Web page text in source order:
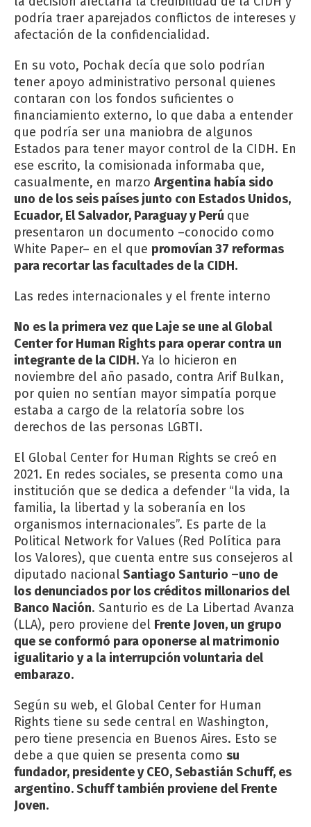
podría traer aparejados conflictos de intereses y
afectación de la confidencialidad.
En su voto, Pochak decía que solo podrían
tener apoyo administrativo personal quienes
contaran con los fondos suficientes o
financiamiento externo, lo que daba a entender
que podría ser una maniobra de algunos
Estados para tener mayor control de la CIDH. En
ese escrito, la comisionada informaba que,
casualmente, en marzo Argentina había sido
uno de los seis países junto con Estados Unidos,
Ecuador, El Salvador, Paraguay y Perú que
presentaron un documento –conocido como
White Paper– en el que promovían 37 reformas
para recortar las facultades de la CIDH.
Las redes internacionales y el frente interno
No es la primera vez que Laje se une al Global
Center for Human Rights para operar contra un
integrante de la CIDH.Ya lo hicieron en
noviembre del año pasado, contra Arif Bulkan,
por quien no sentían mayor simpatía porque
estaba a cargo de la relatoría sobre los
derechos de las personas LGBTI.
El Global Center for Human Rights se creó en
2021. En redes sociales, se presenta como una
institución que se dedica a defender “la vida, la
familia, la libertad y la soberanía en los
organismos internacionales”. Es parte de la
Political Network for Values (Red Política para
los Valores), que cuenta entre sus consejeros al
diputado nacionalSantiago Santurio –uno de
los denunciados por los créditos millonarios del
Banco Nación. Santurio es de La Libertad Avanza
(LLA), pero proviene del Frente Joven, un grupo
que se conformó para oponerse al matrimonio
igualitario y a la interrupción voluntaria del
embarazo.
Según su web, el Global Center for Human
Rights tiene su sede central en Washington,
pero tiene presencia en Buenos Aires. Esto se
debe a que quien se presenta como su
fundador, presidente y CEO, Sebastián Schuff, es
argentino. Schuff también proviene del Frente
Joven.